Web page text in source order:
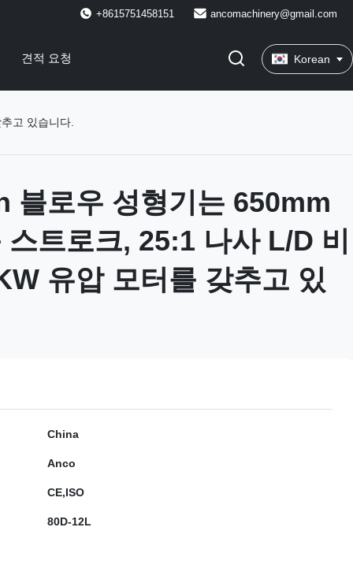
+8615751458151 ancomachinery@gmail.com
견적 요청 Korean
고 있습니다.
블로우 성형기는 650mm
스트로크, 25:1 나사 L/D 비
유압 모터를 갖추고 있
China
Anco
CE,ISO
80D-12L